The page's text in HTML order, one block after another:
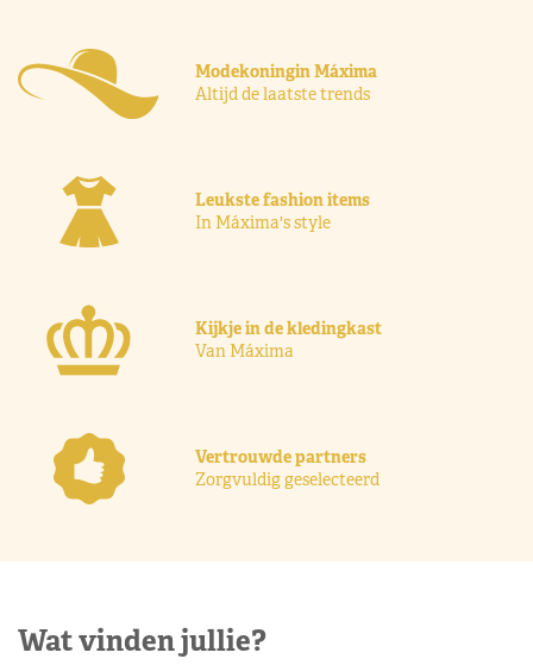
Modekoningin Máxima
Altijd de laatste trends
Leukste fashion items
In Máxima's style
Kijkje in de kledingkast
Van Máxima
Vertrouwde partners
Zorgvuldig geselecteerd
Wat vinden jullie?